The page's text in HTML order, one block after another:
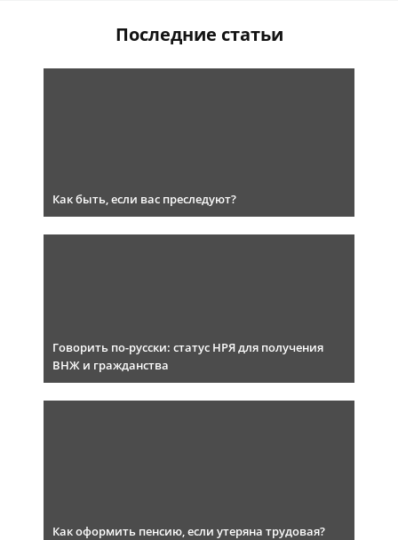
Последние статьи
Как быть, если вас преследуют?
Говорить по-русски: статус НРЯ для получения
ВНЖ и гражданства
Как оформить пенсию, если утеряна трудовая?